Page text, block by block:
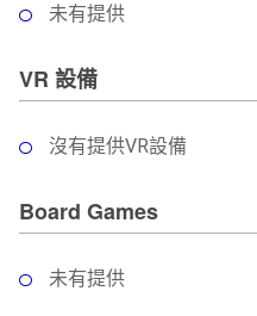
未有提供
VR 設備
沒有提供VR設備
Board Games
未有提供